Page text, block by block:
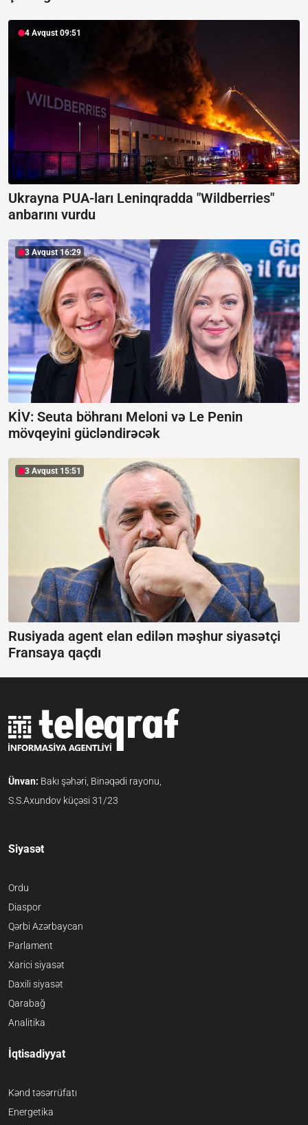
4 Avqust 09:51
Ukrayna PUA-ları Leninqradda "Wildberries"
anbarını vurdu
3 Avqust 16:29
KİV: Seuta böhranı Meloni və Le Penin
mövqeyini gücləndirəcək
3 Avqust 15:51
Rusiyada agent elan edilən məşhur siyasətçi
Fransaya qaçdı
Ünvan: Bakı şəhəri, Binəqədi rayonu,
S.S.Axundov küçəsi 31/23
Siyasət
Ordu
Diaspor
Qərbi Azərbaycan
Parlament
Xarici siyasət
Daxili siyasət
Qarabağ
Analitika
İqtisadiyyat
Kənd təsərrüfatı
Energetika